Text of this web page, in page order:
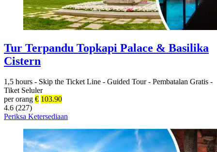
Tur Terpandu Topkapi Palace & Basilika
Cistern
1,5 hours - Skip the Ticket Line - Guided Tour - Pembatalan Gratis -
Tiket Seluler
per orang € 103.90
4.6 (227)
Periksa Ketersediaan